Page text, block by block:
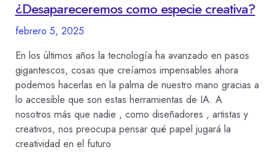
¿Desapareceremos como especie creativa?
febrero 5, 2025
En los últimos años la tecnología ha avanzado en pasos
gigantescos, cosas que creíamos impensables ahora
podemos hacerlas en la palma de nuestro mano gracias a
lo accesible que son estas herramientas de IA. A
nosotros más que nadie , como diseñadores , artistas y
creativos, nos preocupa pensar qué papel jugará la
creatividad en el futuro